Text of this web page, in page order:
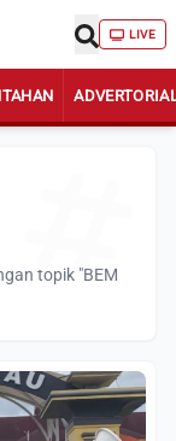
LIVE
topik "BEM